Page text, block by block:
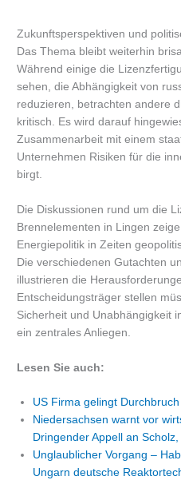
Zukunftsperspektiven und
Das Thema bleibt weiterhin
Während einige die
sehen, die Abhängigkeit von
reduzieren, betrachten andere
kritisch. Es wird darauf
Zusammenarbeit mit einem
Unternehmen Risiken für die
birgt.
Die Diskussionen rund um die
Brennelementen in Lingen
Energiepolitik in Zeiten
Die verschiedenen Gutachten
illustrieren die
Entscheidungsträger stellen
Sicherheit und Unabhängigkeit
ein zentrales Anliegen.
Lesen Sie auch:
US Firma gelingt
Niedersachsen warnt vor
Dringender Appell an
Unglaublicher Vorgang –
Ungarn deutsche